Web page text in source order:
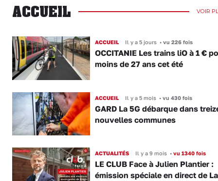
ACCUEIL VOIR
ACCUEIL Il y a 5 jours •vu 226 fois
OCCITANIE Les trains liO à 1 €
moins de 27 ans cet été
ACCUEIL Il y a 5 mois •vu 430 fois
GARD La 5G débarque dans
nouvelles communes
ACTUALITÉS Il y a 9 mois •vu 1340 fois
LE CLUB Face à Julien Plantier :
émission spéciale en direct de La